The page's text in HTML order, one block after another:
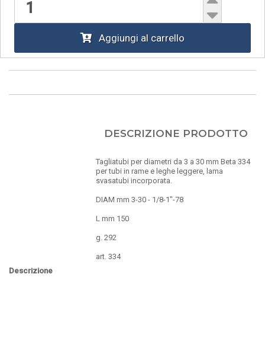
Descrizione
DESCRIZIONE PRODOTTO
Tagliatubi per diametri da 3 a 30 mm Beta 334
per tubi in rame e leghe leggere, lama
svasatubi incorporata.
DIAM mm 3-30 - 1/8-1"-78
L mm 150
g. 292
art. 334
Aggiungi al carrello